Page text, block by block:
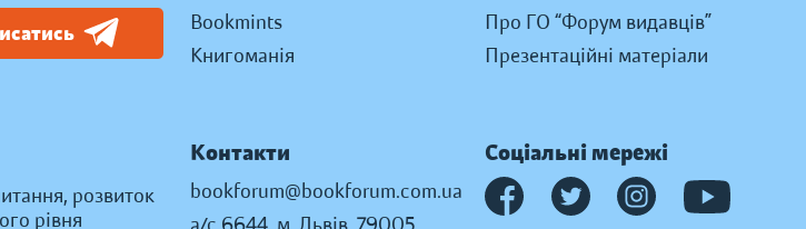
розвиток
рівня
Bookmints
Книгоманія
Про ГО “Форум видавців”
Презентаційні матеріали
Контакти
bookforum@bookforum.com.ua
Соціальні мережі